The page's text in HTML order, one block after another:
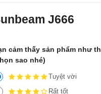
J666
cảm thấy sản phẩm như
sao nhé)
Tuyệt vời
Rất tốt